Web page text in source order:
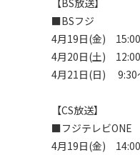
■BSフジ
4月19日(金)　
4月20日(土)　
4月21日(日)　
【CS放送】
■フジテレビONE
4月19日(金)　